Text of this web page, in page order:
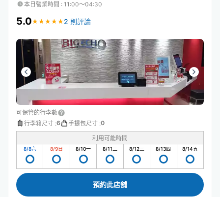
本日營業時間 : 11:00〜04:30
5.0★ ★ ★ ★ ★
★ ★ ★ ★ ★ 2 則評論
可保管的行李數
行李箱尺寸 :6 手提包尺寸 :0
利用可能時間
8/8六 8/9日 8/10一 8/11二 8/12三 8/13四 8/14五
預約此店舖